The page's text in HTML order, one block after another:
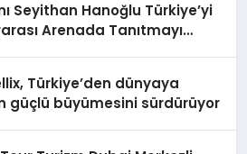
Seyithan Hanoğlu Türkiye’yi
Arenada Tanıtmayı
Türkiye’den dünyaya
güçlü büyümesini sürdürüyor